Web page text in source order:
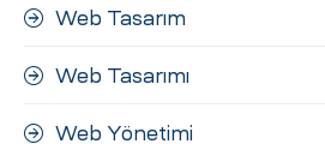
Web Tasarım
Web Tasarımı
Web Yönetimi